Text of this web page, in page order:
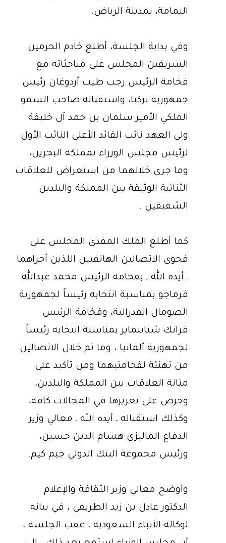
اليمامة، بمدينة الرياض.
وفي بداية الجلسة، أطلع خادم الحرمين
الشريفين المجلس على مباحثاته مع
فخامة الرئيس رجب طيب أردوغان رئيس
جمهورية تركيا، واستقباله صاحب السمو
الملكي الأمير سلمان بن حمد آل خليفة
ولي العهد نائب القائد الأعلى النائب الأول
لرئيس مجلس الوزراء بمملكة البحرين،
وما جرى خلالهما من استعراض للعلاقات
الثنائية الوثيقة بين المملكة والبلدين
الشقيقين .
كما أطلع الملك المفدى المجلس على
فحوى الاتصالين الهاتفيين اللذين أجراهما
ـ أيده الله ـ بفخامة الرئيس محمد عبدالله
فرماجو بمناسبة انتخابه رئيساً لجمهورية
الصومال الفدرالية، وفخامة الرئيس
فرانك شتاينماير بمناسبة انتخابه رئيساً
لجمهورية ألمانيا ، وما تم خلال الاتصالين
من تهنئة لفخامتيهما ومن تأكيد على
متانة العلاقات بين المملكة والبلدين،
وحرص على تعزيزها في المجالات كافة،
وكذلك استقباله ـ أيده الله ـ معالي وزير
الدفاع الماليزي هشام الدين حسين،
ورئيس مجموعة البنك الدولي جيم كيم.
وأوضح معالي وزير الثقافة والإعلام
الدكتور عادل بن زيد الطريفي ، في بيانه
لوكالة الأنباء السعودية ، عقب الجلسة ،